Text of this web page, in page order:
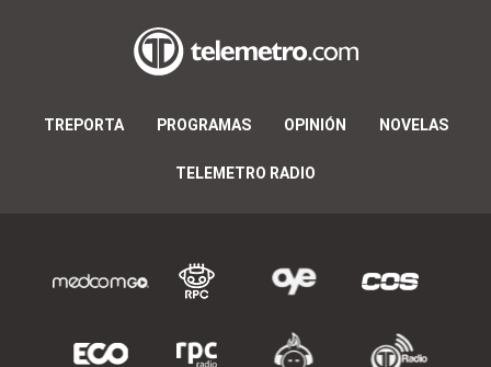
TREPORTA PROGRAMAS OPINIÓN NOVELAS
TELEMETRO RADIO